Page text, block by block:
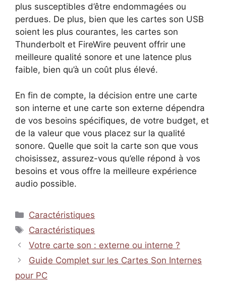
plus susceptibles d’être endommagées ou
perdues. De plus, bien que les cartes son USB
soient les plus courantes, les cartes son
Thunderbolt et FireWire peuvent offrir une
meilleure qualité sonore et une latence plus
faible, bien qu’à un coût plus élevé.
En fin de compte, la décision entre une carte
son interne et une carte son externe dépendra
de vos besoins spécifiques, de votre budget, et
de la valeur que vous placez sur la qualité
sonore. Quelle que soit la carte son que vous
choisissez, assurez-vous qu’elle répond à vos
besoins et vous offre la meilleure expérience
audio possible.
Catégories
Caractéristiques
Étiquettes
Caractéristiques
Votre carte son : externe ou interne ?
Guide Complet sur les Cartes Son Internes
pour PC